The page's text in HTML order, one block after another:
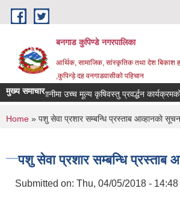
Skip to main content
बनगाड कुपिण्डे नगरपालिका
आर्थिक, सामाजिक, सांस्कृतिक तथा देश बिकाश
,कुपिन्ड़े दह वनगाडवासीको पहिचान
मुख्य समाचार
सह लगानीमा उच्च मूल्य कृषिवस्तु प्रवर्द्धन कार्यक्रमको
You are here
Home » पशु सेवा प्रशार सम्बन्धि प्रस्ताब आव्हानको
पशु सेवा प्रशार सम्बन्धि प्रस्ताब
Submitted on: Thu, 04/05/2018 - 14:48